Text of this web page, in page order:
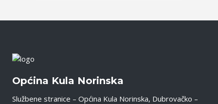
Općina Kula Norinska
Službene stranice – Općina Kula Norinska, Dubrovačko –